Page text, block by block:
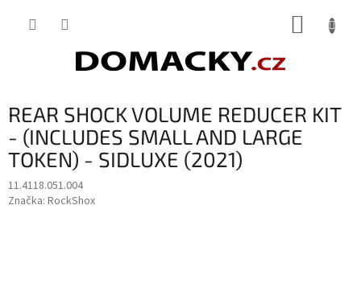
REAR SHOCK VOLUME REDUCER KIT
- (INCLUDES SMALL AND LARGE
TOKEN) - SIDLUXE (2021)
11.4118.051.004
Značka: RockShox